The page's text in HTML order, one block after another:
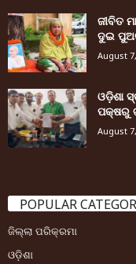
ଜୀବିତ
ଦୁଇ
August
ଓଡ଼ିଶା
ପକ୍ଷରୁ
August
POPULAR
ଜିଲ୍ଲା ପରିକ୍ରମା
ଓଡ଼ିଶା